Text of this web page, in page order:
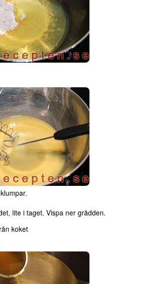
lite i taget. Vispa ner grädden.
koket